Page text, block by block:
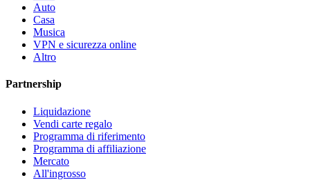
Auto
Casa
Musica
VPN e sicurezza online
Altro
Partnership
Liquidazione
Vendi carte regalo
Programma di riferimento
Programma di affiliazione
Mercato
All'ingrosso